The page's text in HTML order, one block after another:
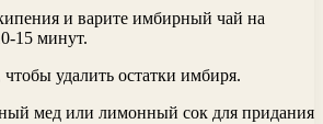
и варите имбирный чай на
15 минут.
удалить остатки имбиря.
мед или лимонный сок для придания